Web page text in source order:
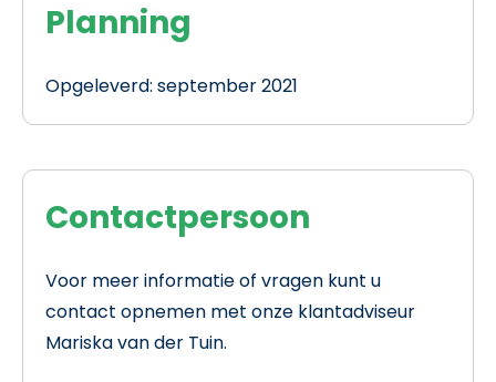
Planning
Opgeleverd: september 2021
Contactpersoon
Voor meer informatie of vragen kunt u
contact opnemen met onze klantadviseur
Mariska van der Tuin.